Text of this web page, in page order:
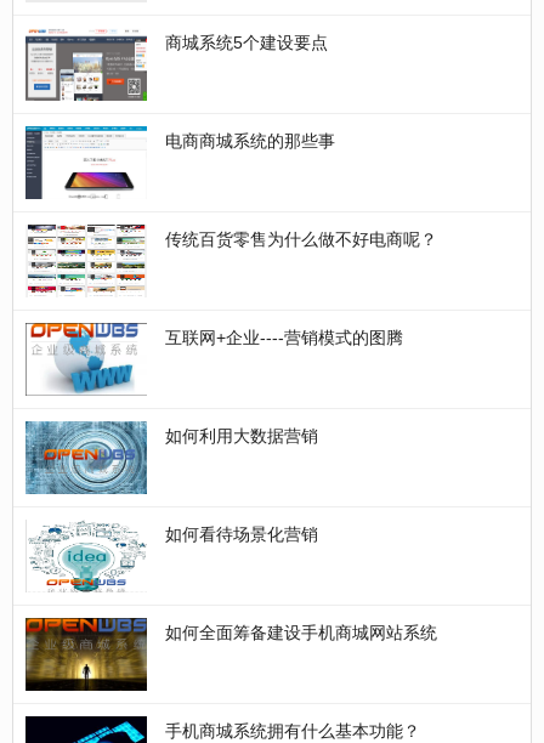
商城系统5个建设要点
电商商城系统的那些事
传统百货零售为什么做不好电商呢？
互联网+企业----营销模式的图腾
如何利用大数据营销
如何看待场景化营销
如何全面筹备建设手机商城网站系统
手机商城系统拥有什么基本功能？